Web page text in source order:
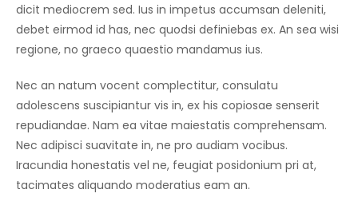
dicit mediocrem sed. Ius in impetus accumsan deleniti,
debet eirmod id has, nec quodsi definiebas ex. An sea wisi
regione, no graeco quaestio mandamus ius.
Nec an natum vocent complectitur, consulatu
adolescens suscipiantur vis in, ex his copiosae senserit
repudiandae. Nam ea vitae maiestatis comprehensam.
Nec adipisci suavitate in, ne pro audiam vocibus.
Iracundia honestatis vel ne, feugiat posidonium pri at,
tacimates aliquando moderatius eam an.